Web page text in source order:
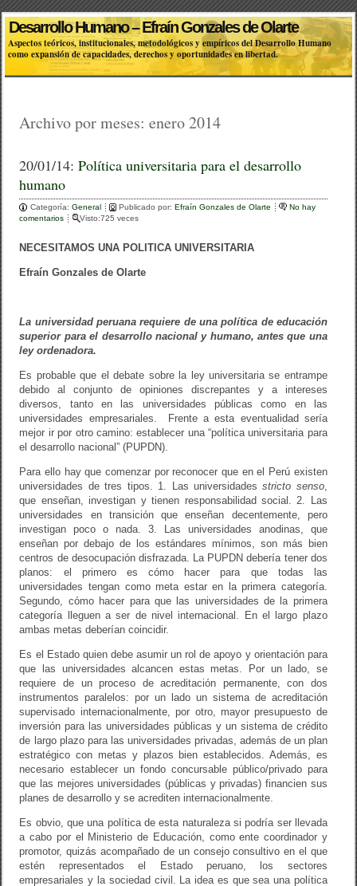
Desarrollo Humano – Efraín Gonzales de Olarte
Aspectos teóricos, institucionales, metodológicos y empíricos del Desarrollo Humano
como expansión de capacidades, derechos y oportunidades en libertad.
Archivo por meses:enero 2014
20/01/14:Política universitaria para el desarrollo
humano
Categoría:General Publicado por:Efraín Gonzales de Olarte
No hay
comentarios
Visto:725 veces
NECESITAMOS UNA POLITICA UNIVERSITARIA
Efraín Gonzales de Olarte
La universidad peruana requiere de una política de educación
superior para el desarrollo nacional y humano, antes que una
ley ordenadora.
Es probable que el debate sobre la ley universitaria se entrampe
debido al conjunto de opiniones discrepantes y a intereses
diversos, tanto en las universidades públicas como en las
universidades empresariales. Frente a esta eventualidad sería
mejor ir por otro camino: establecer una “política universitaria para
el desarrollo nacional” (PUPDN).
Para ello hay que comenzar por reconocer que en el Perú existen
universidades de tres tipos. 1. Las universidadesstricto senso,
que enseñan, investigan y tienen responsabilidad social. 2. Las
universidades en transición que enseñan decentemente, pero
investigan poco o nada. 3. Las universidades anodinas, que
enseñan por debajo de los estándares mínimos, son más bien
centros de desocupación disfrazada. La PUPDN debería tener dos
planos: el primero es cómo hacer para que todas las
universidades tengan como meta estar en la primera categoría.
Segundo, cómo hacer para que las universidades de la primera
categoría lleguen a ser de nivel internacional. En el largo plazo
ambas metas deberían coincidir.
Es el Estado quien debe asumir un rol de apoyo y orientación para
que las universidades alcancen estas metas. Por un lado, se
requiere de un proceso de acreditación permanente, con dos
instrumentos paralelos: por un lado un sistema de acreditación
supervisado internacionalmente, por otro, mayor presupuesto de
inversión para las universidades públicas y un sistema de crédito
de largo plazo para las universidades privadas, además de un plan
estratégico con metas y plazos bien establecidos. Además, es
necesario establecer un fondo concursable público/privado para
que las mejores universidades (públicas y privadas) financien sus
planes de desarrollo y se acrediten internacionalmente.
Es obvio, que una política de esta naturaleza si podría ser llevada
a cabo por el Ministerio de Educación, como ente coordinador y
promotor, quizás acompañado de un consejo consultivo en el que
estén representados el Estado peruano, los sectores
empresariales y la sociedad civil. La idea es que sea una política